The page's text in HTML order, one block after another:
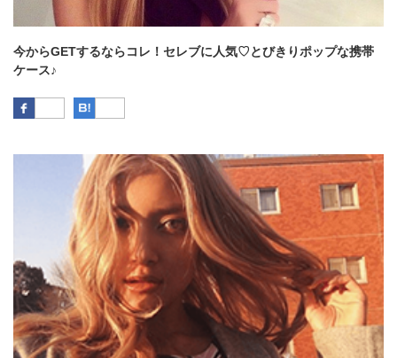
今からGETするならコレ！セレブに人気♡とびきりポップな携帯
ケース♪
Facebook